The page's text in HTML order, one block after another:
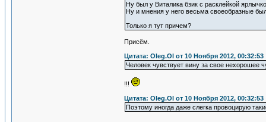
Ну был у Виталика бзик с расклейкой
Ну и мнения у него весьма своеобразные
Только я тут причем?
Присём.
Цитата: Oleg.Ol от 10 Ноября 2012, 00:32:53
Человек чувствует вину за свое нехорошее
!!!
Цитата: Oleg.Ol от 10 Ноября 2012, 00:32:53
Поэтому иногда даже слегка провоцирую